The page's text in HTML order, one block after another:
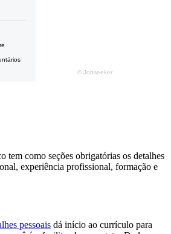
tem como seções obrigatórias os detalhes
experiência profissional, formação e
pessoais dá início ao currículo para